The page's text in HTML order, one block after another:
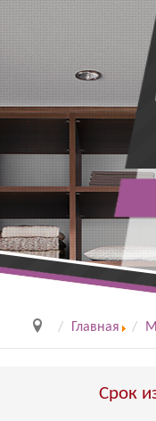
Главная
Срок